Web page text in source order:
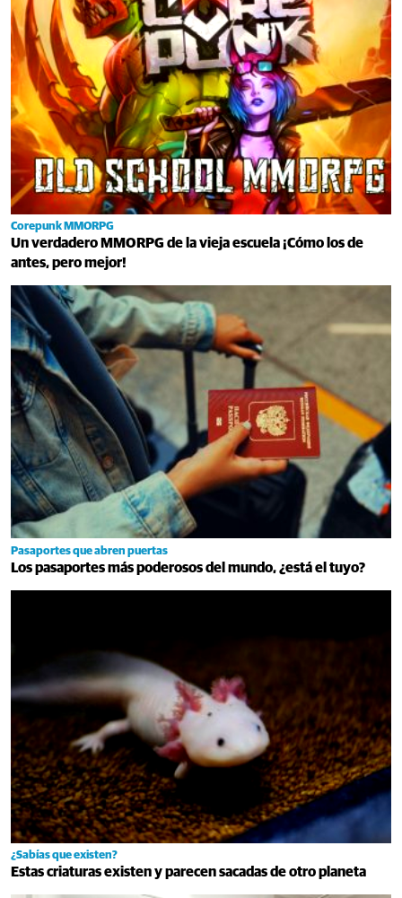
Corepunk MMORPG
Un verdadero MMORPG de la vieja escuela ¡Cómo los de
antes, pero mejor!
Pasaportes que abren puertas
Los pasaportes más poderosos del mundo, ¿está el tuyo?
¿Sabías que existen?
Estas criaturas existen y parecen sacadas de otro planeta